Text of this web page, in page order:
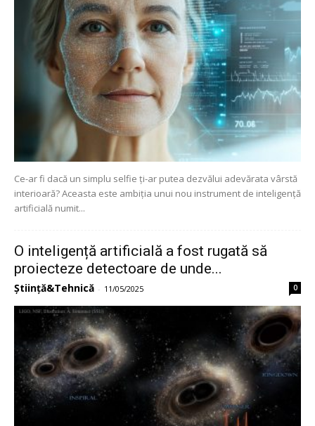
Ce-ar fi dacă un simplu selfie ți-ar putea dezvălui adevărata vârstă
interioară? Aceasta este ambiția unui nou instrument de inteligență
artificială numit...
O inteligență artificială a fost rugată să
proiecteze detectoare de unde...
Știință&Tehnică - 11/05/2025 0